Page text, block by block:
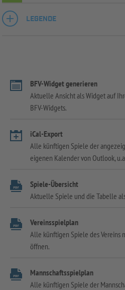
LEGENDE
BFV-Widget generieren
Aktuelle Ansicht als Widget auf
BFV-Widgets.
iCal-Export
Alle künftigen Spiele der
eigenen Kalender von Outlook,
Spiele-Übersicht
Aktuelle Spiele und die Tabelle
Vereinsspielplan
Alle künftigen Spiele des Vereins
öffnen.
Mannschaftsspielplan
Alle künftigen Spiele der